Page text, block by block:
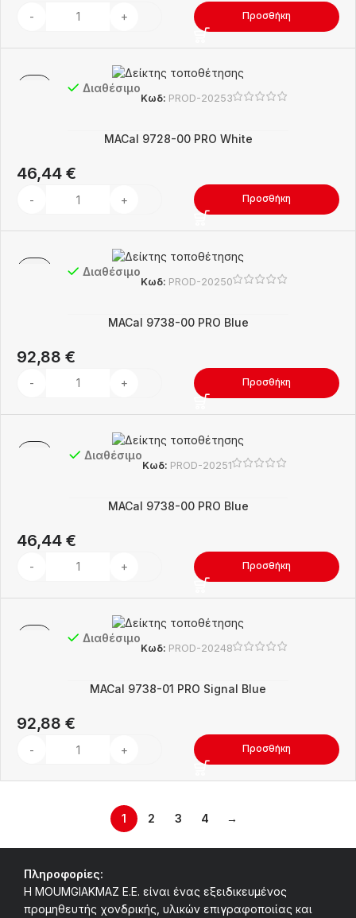
Προσθήκη
Διαθέσιμο
Κωδ: PROD-20253
MACal 9728-00 PRO White
46,44 €
Προσθήκη
Διαθέσιμο
Κωδ: PROD-20250
MACal 9738-00 PRO Blue
92,88 €
Προσθήκη
Διαθέσιμο
Κωδ: PROD-20251
MACal 9738-00 PRO Blue
46,44 €
Προσθήκη
Διαθέσιμο
Κωδ: PROD-20248
MACal 9738-01 PRO Signal Blue
92,88 €
Προσθήκη
1 2 3 4 →
Πληροφορίες:
Η MOUMGIAKMAZ E.E. είναι ένας εξειδικευμένος
προμηθευτής χονδρικής, υλικών επιγραφοποιίας και